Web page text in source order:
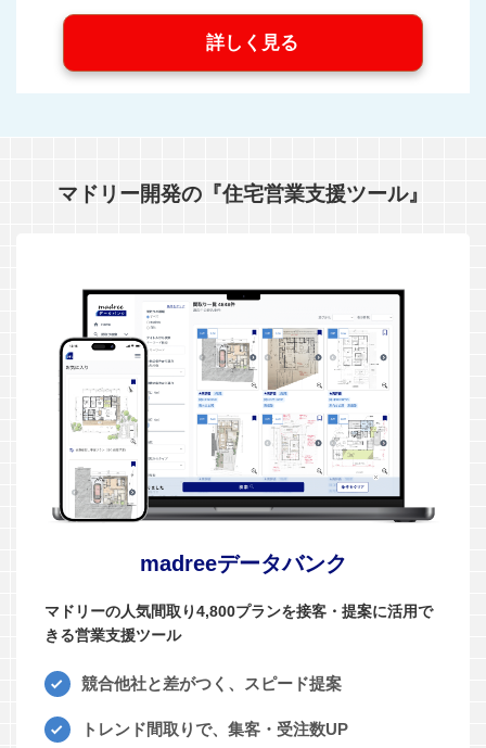
詳しく見る
マドリー開発の『住宅営業支援ツール』
madreeデータバンク
マドリーの人気間取り4,800プランを接客・提案に活用で
きる営業支援ツール
競合他社と差がつく、スピード提案
トレンド間取りで、集客・受注数UP